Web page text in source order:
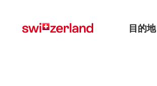
myswitzerland.com
目的地